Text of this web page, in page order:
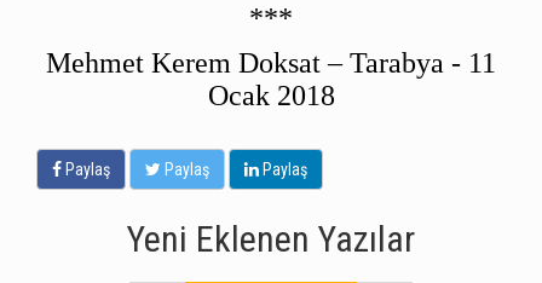
***
Mehmet Kerem Doksat – Tarabya - 11
Ocak 2018
Paylaş Paylaş Paylaş
Yeni Eklenen Yazılar